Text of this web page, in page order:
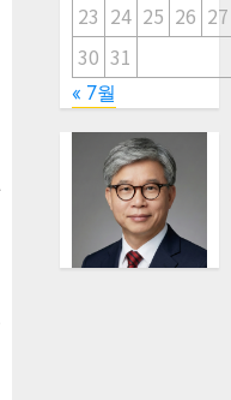
23 24 25 26 27
30 31
« 7월